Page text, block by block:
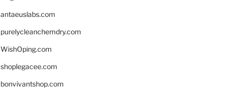
antaeuslabs.com
purelycleanchemdry.com
WishOping.com
shoplegacee.com
bonvivantshop.com